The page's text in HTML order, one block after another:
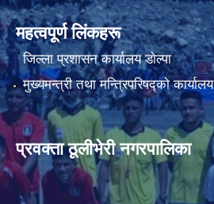
महत्वपूर्ण लिंकहरू
जिल्ला प्रशासन कार्यालय डाेल्पा
मुख्यमन्त्री तथा मन्त्रिपरिषद्को कार्यालय
प्रवक्ता ठूलीभेरी नगरपालिका